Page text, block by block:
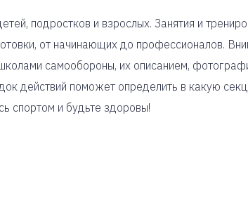
подростков и взрослых. Занятия и
от начинающих до профессионалов.
самообороны, их описанием,
действий поможет определить в какую
спортом и будьте здоровы!